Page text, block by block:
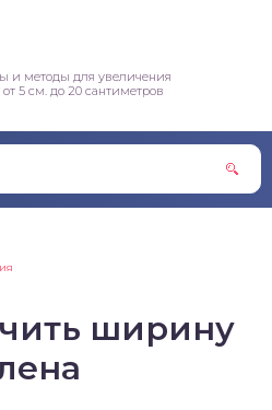
и методы для увеличения
5 см. до 20 сантиметров
ширину